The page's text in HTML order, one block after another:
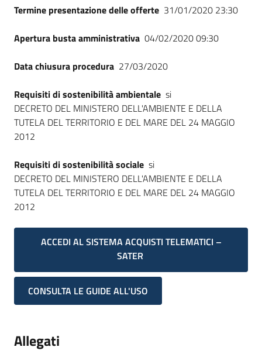
Termine presentazione delle offerte 31/01/2020 23:30
Apertura busta amministrativa 04/02/2020 09:30
Data chiusura procedura 27/03/2020
Requisiti di sostenibilità ambientale si
DECRETO DEL MINISTERO DELL'AMBIENTE E DELLA
TUTELA DEL TERRITORIO E DEL MARE DEL 24 MAGGIO
2012
Requisiti di sostenibilità sociale si
DECRETO DEL MINISTERO DELL'AMBIENTE E DELLA
TUTELA DEL TERRITORIO E DEL MARE DEL 24 MAGGIO
2012
ACCEDI AL SISTEMA ACQUISTI TELEMATICI –
SATER
CONSULTA LE GUIDE ALL'USO
Allegati